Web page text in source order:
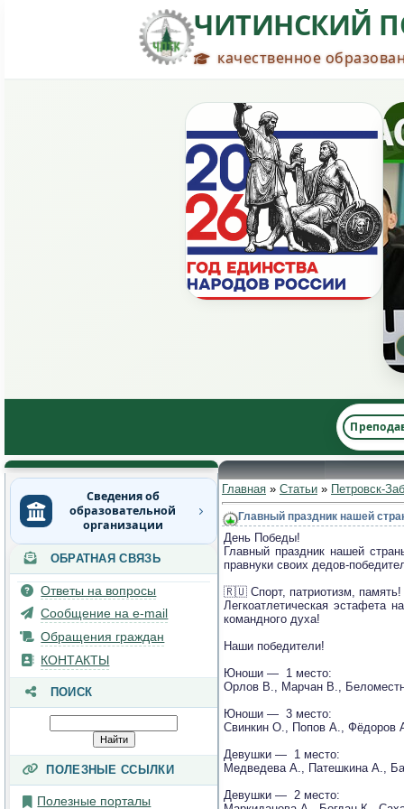
ЧИТИНСКИЙ
качественное
Сведения об
образовательной
организации
Основные сведения
Структура и органы
управления
образовательной
организацией
Документы
Образование
Руководство
Педагогический состав
ОБРАТНАЯ СВЯЗЬ
Ответы на вопросы
Сообщение на e-mail
Обращения граждан
КОНТАКТЫ
ПОИСК
ПОЛЕЗНЫЕ ССЫЛКИ
Полезные порталы
Главная » Статьи » Петровск-
Главный праздник нашей
День Победы!
Главный праздник нашей
правнуки своих дедов-
🇷🇺 Спорт, патриотизм, память!
Легкоатлетическая эстафета
командного духа!
Наши победители!
Юноши — 1 место:
Орлов В., Марчан В.,
Юноши — 3 место:
Свинкин О., Попов А., Фёдоров
Девушки — 1 место:
Медведева А., Патешкина А.,
Девушки — 2 место: